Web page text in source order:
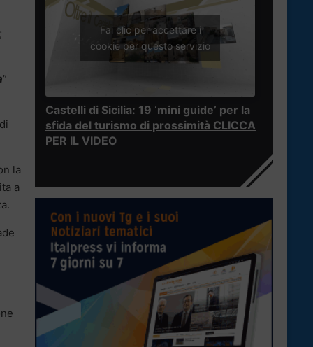
”
la
a
Fai clic per accettare i
cookie per questo servizio
Castelli di Sicilia: 19 ‘mini guide’ per la
sfida del turismo di prossimità CLICCA
PER IL VIDEO